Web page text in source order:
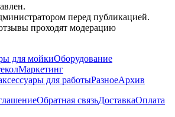
перед публикацией.
проходят модерацию
для мойкиОборудование
Маркетинг
для работыРазноеАрхив
Обратная связьДоставкаОплата